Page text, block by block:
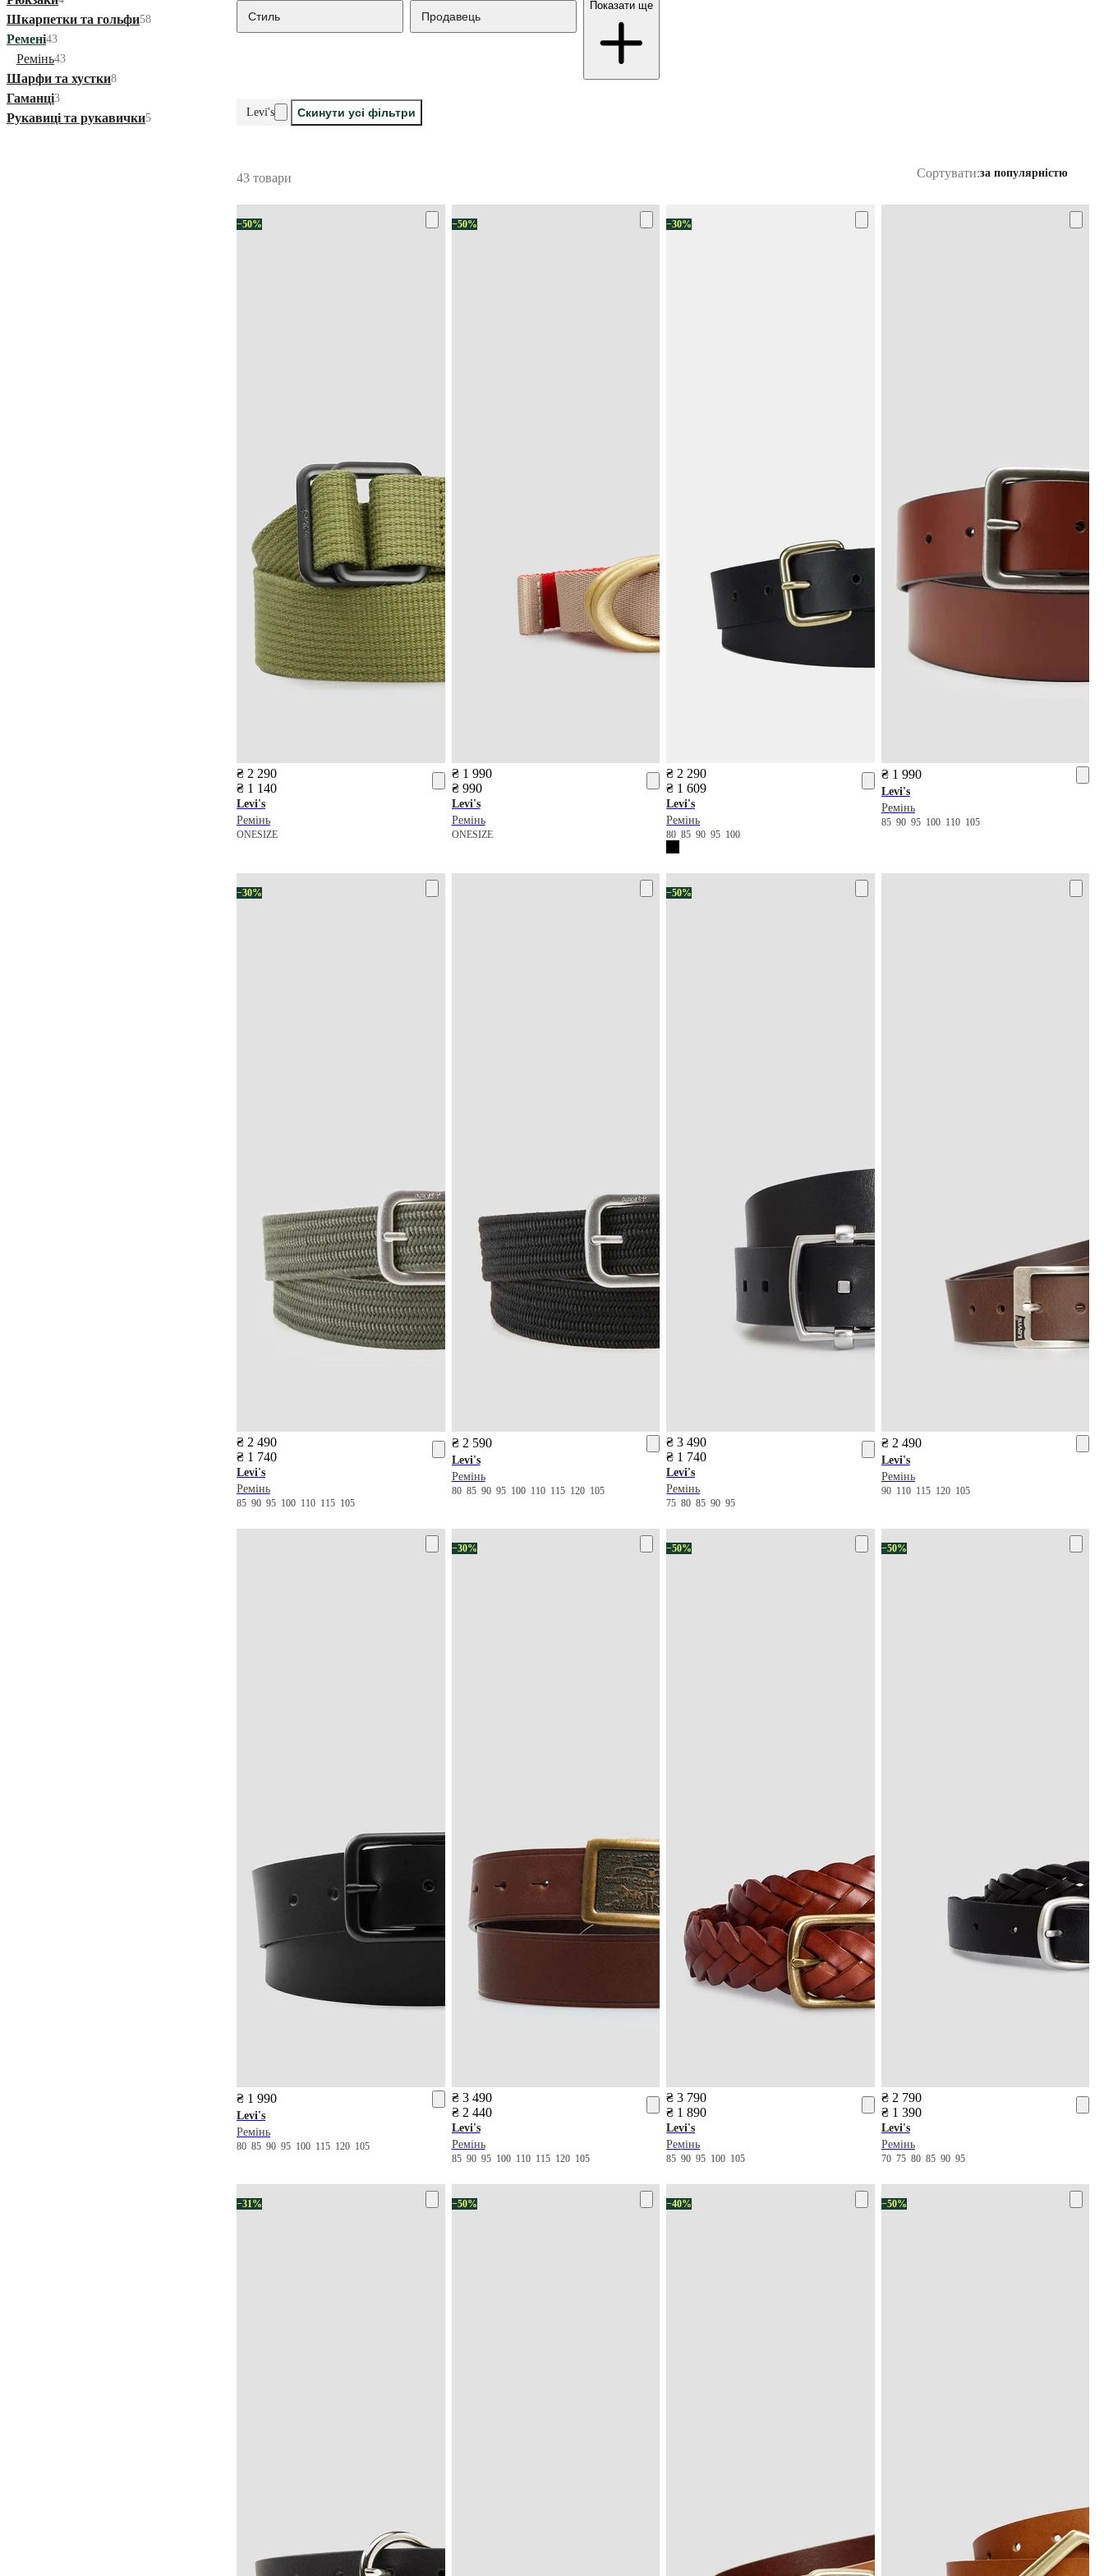
Шкарпетки та гольфи58
Ремені43
Ремінь43
Шарфи та хустки8
Гаманці3
Рукавиці та рукавички5
Стиль Продавець
Показати ще
Levi's Скинути усі фільтри
43 товари Сортувати:за популярністю
−50%
₴ 2 290
₴ 1 140
Levi's
Ремінь
ONESIZE
−50%
₴ 1 990
₴ 990
Levi's
Ремінь
ONESIZE
−30%
₴ 2 290
₴ 1 609
Levi's
Ремінь
80859095 100
₴ 1 990
Levi's
Ремінь
85 90 95 100 110 105
−30%
₴ 2 490
₴ 1 740
Levi's
Ремінь
85 90 95 100 110 115 105
₴ 2 590
Levi's
Ремінь
80 85 90 95 100 110 115 120 105
−50%
₴ 3 490
₴ 1 740
Levi's
Ремінь
7580859095
₴ 2 490
Levi's
Ремінь
90 110 115 120 105
₴ 1 990
Levi's
Ремінь
80 85 90 95 100 115 120 105
−30%
₴ 3 490
₴ 2 440
Levi's
Ремінь
85 90 95 100 110 115 120 105
−50%
₴ 3 790
₴ 1 890
Levi's
Ремінь
859095 100 105
−50%
₴ 2 790
₴ 1 390
Levi's
Ремінь
70 75 80 85 90 95
−31% −50% −40% −50%